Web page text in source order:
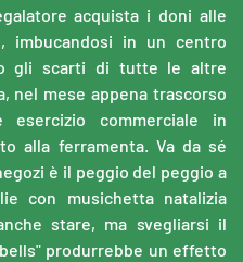
acquista i doni alle
imbucandosi in un centro
gli scarti di tutte le altre
nel mese appena trascorso
esercizio commerciale in
alla ferramenta. Va da sé
è il peggio del peggio a
con musichetta natalizia
stare, ma svegliarsi il
produrrebbe un effetto